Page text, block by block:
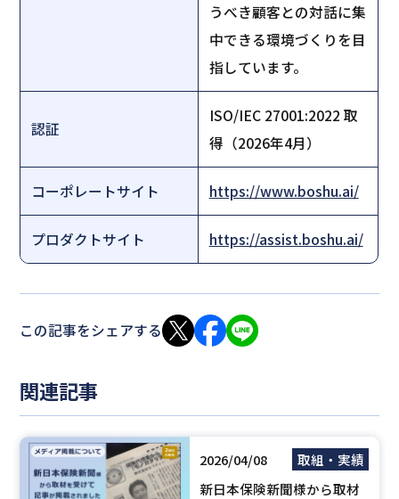
うべき顧客との対話に集
中できる環境づくりを目
指しています。
認証
ISO/IEC 27001:2022 取
得（2026年4月）
コーポレートサイト https://www.boshu.ai/
プロダクトサイト https://assist.boshu.ai/
この記事をシェアする
関連記事
2026/04/08
取組・実績
新日本保険新聞様から取材